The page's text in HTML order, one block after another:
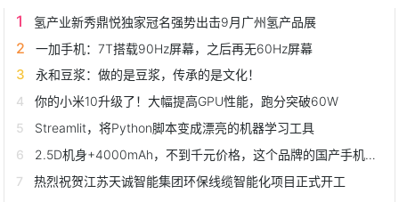
氢产业新秀鼎悦独家冠名强势出击9月广州氢产品展
一加手机：7T搭载90Hz屏幕，之后再无60Hz屏幕
永和豆浆：做的是豆浆，传承的是文化！
你的小米10升级了！大幅提高GPU性能，跑分突破60W
Streamlit，将Python脚本变成漂亮的机器学习工具
2.5D机身+4000mAh，不到千元价格，这个品牌的国产手机有用过吗？
热烈祝贺江苏天诚智能集团环保线缆智能化项目正式开工